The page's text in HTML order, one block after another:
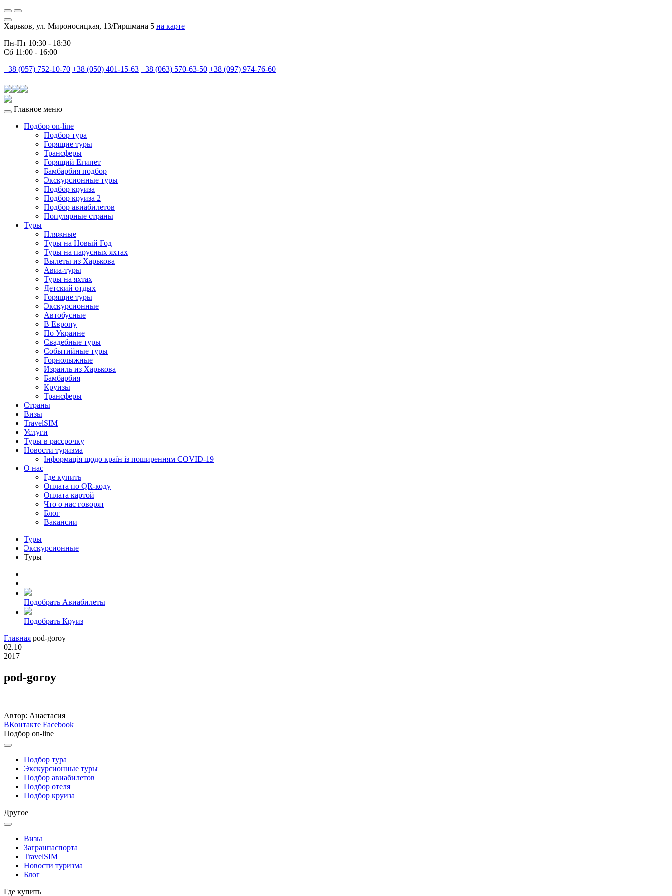
Харьков, ул. Мироносицкая, 13/Гиршмана 5 на карте
Пн-Пт 10:30 - 18:30
Сб 11:00 - 16:00
+38 (057) 752-10-70 +38 (050) 401-15-63 +38 (063) 570-63-50 +38 (097) 974-76-60
Главное меню
Подбор on-line
Подбор тура
Горящие туры
Трансферы
Горящий Египет
Бамбарбия подбор
Экскурсионные туры
Подбор круиза
Подбор круиза 2
Подбор авиабилетов
Популярные страны
Туры
Пляжные
Туры на Новый Год
Туры на парусных яхтах
Вылеты из Харькова
Авиа-туры
Туры на яхтах
Детский отдых
Горящие туры
Экскурсионные
Автобусные
В Европу
По Украине
Свадебные туры
Событийные туры
Горнолыжные
Израиль из Харькова
Бамбарбия
Круизы
Трансферы
Страны
Визы
TravelSIM
Услуги
Туры в рассрочку
Новости туризма
Інформація щодо країн із поширенням COVID-19
О нас
Где купить
Оплата по QR-коду
Оплата картой
Что о нас говорят
Блог
Вакансии
Туры
Экскурсионные
Туры
Подобрать Авиабилеты
Подобрать Круиз
Главная pod-goroy
02.10
2017
pod-goroy
Автор: Анастасия
ВКонтакте Facebook
Подбор on-line
Подбор тура
Экскурсионные туры
Подбор авиабилетов
Подбор отеля
Подбор круиза
Другое
Визы
Загранпаспорта
TravelSIM
Новости туризма
Блог
Где купить